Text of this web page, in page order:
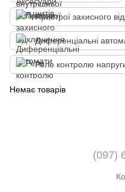
Пристрої захисного
Диференціальні
Реле контролю
Немає товарів
(097)